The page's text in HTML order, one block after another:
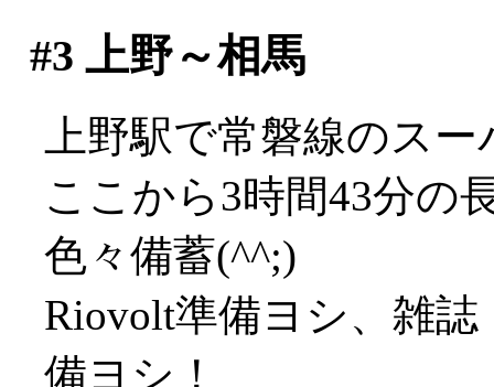
#3 上野～相馬
上野駅で常磐線のス
ここから3時間43分の
色々備蓄(^^;)
Riovolt準備ヨシ、雑誌
備ヨシ！